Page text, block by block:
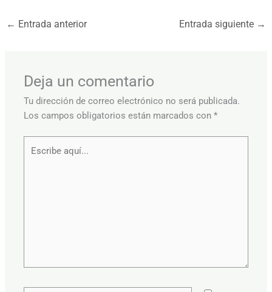
← Entrada anterior Entrada siguiente →
Deja un comentario
Tu dirección de correo electrónico no será publicada.
Los campos obligatorios están marcados con*
aquí...